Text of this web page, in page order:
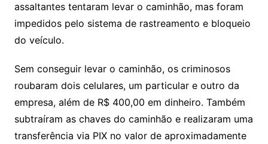
assaltantes tentaram levar o caminhão, mas foram
impedidos pelo sistema de rastreamento e bloqueio
do veículo.
Sem conseguir levar o caminhão, os criminosos
roubaram dois celulares, um particular e outro da
empresa, além de R$ 400,00 em dinheiro. Também
subtraíram as chaves do caminhão e realizaram uma
transferência via PIX no valor de aproximadamente